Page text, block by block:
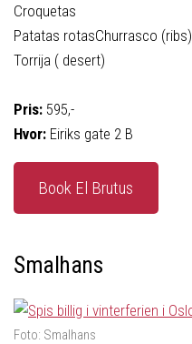
Croquetas
Patatas rotasChurrasco (ribs)
Torrija ( desert)
Pris: 595,-
Hvor: Eiriks gate 2 B
Book El Brutus
Smalhans
Foto: Smalhans